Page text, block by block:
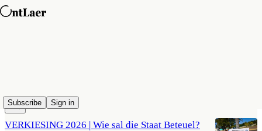
Subscribe Sign in
VERKIESING 2026 | Wie sal die Staat Beteuel?